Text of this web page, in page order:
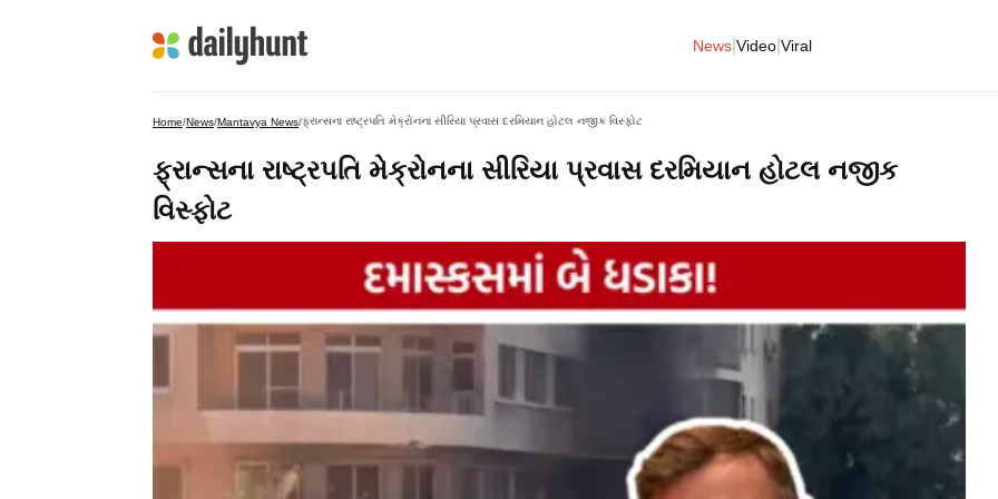
News Video Viral
Home/News/Mantavya News/ફ્રાન્સના રાષ્ટ્રપતિ મેક્રોનના સીરિયા પ્રવાસ દરમિયાન હોટલ નજીક વિસ્ફોટ
ફ્રાન્સના રાષ્ટ્રપતિ મેક્રોનના સીરિયા પ્રવાસ દરમિયાન હોટલ નજીક
વિસ્ફોટ